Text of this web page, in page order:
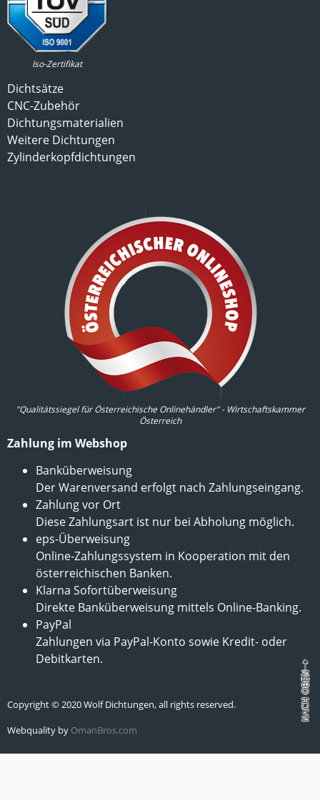
Iso-Zertifikat
Dichtsätze
CNC-Zubehör
Dichtungsmaterialien
Weitere Dichtungen
Zylinderkopfdichtungen
"Qualitätssiegel für Österreichische Onlinehändler" - Wirtschaftskammer
Österreich
Zahlung im Webshop
Banküberweisung
Der Warenversand erfolgt nach Zahlungseingang.
Zahlung vor Ort
Diese Zahlungsart ist nur bei Abholung möglich.
eps-Überweisung
Online-Zahlungssystem in Kooperation mit den
österreichischen Banken.
Klarna Sofortüberweisung
Direkte Banküberweisung mittels Online-Banking.
PayPal
Zahlungen via PayPal-Konto sowie Kredit- oder
Debitkarten.
Copyright © 2020 Wolf Dichtungen, all rights reserved.
Webquality by OmanBros.com